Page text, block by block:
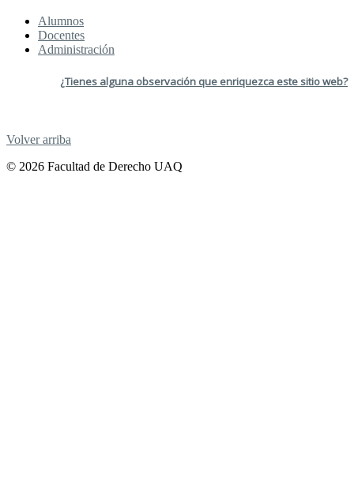
Alumnos
Docentes
Administración
¿Tienes alguna observación que enriquezca este sitio web?
Volver arriba
© 2026 Facultad de Derecho UAQ